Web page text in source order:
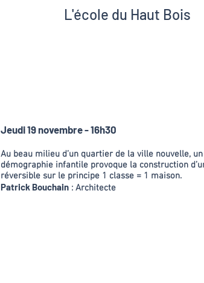
L'école du Haut Bois
Jeudi 19 novembre - 16h30
Au beau milieu d’un quartier de la ville nouvelle,
démographie infantile provoque la construction
réversible sur le principe 1 classe = 1 maison.
Patrick Bouchain : Architecte